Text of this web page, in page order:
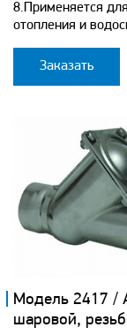
8.Применяется
отопления и
Заказать
Модель 2417 /
шаровой,